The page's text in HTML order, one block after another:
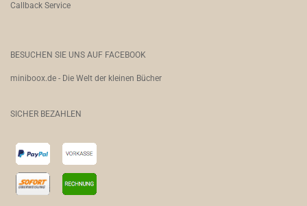
Callback Service
BESUCHEN SIE UNS AUF FACEBOOK
miniboox.de - Die Welt der kleinen Bücher
SICHER BEZAHLEN